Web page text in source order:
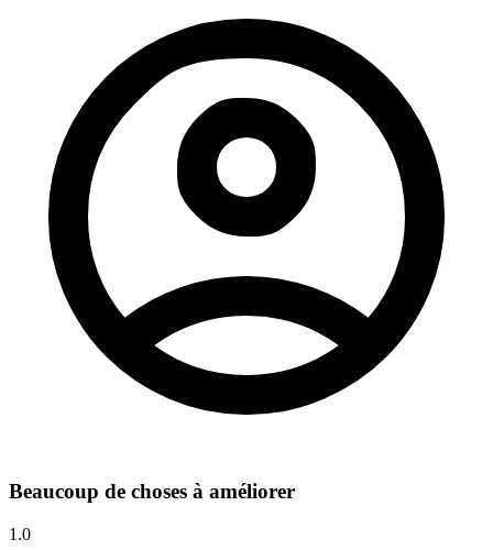
Beaucoup de choses à améliorer
1.0